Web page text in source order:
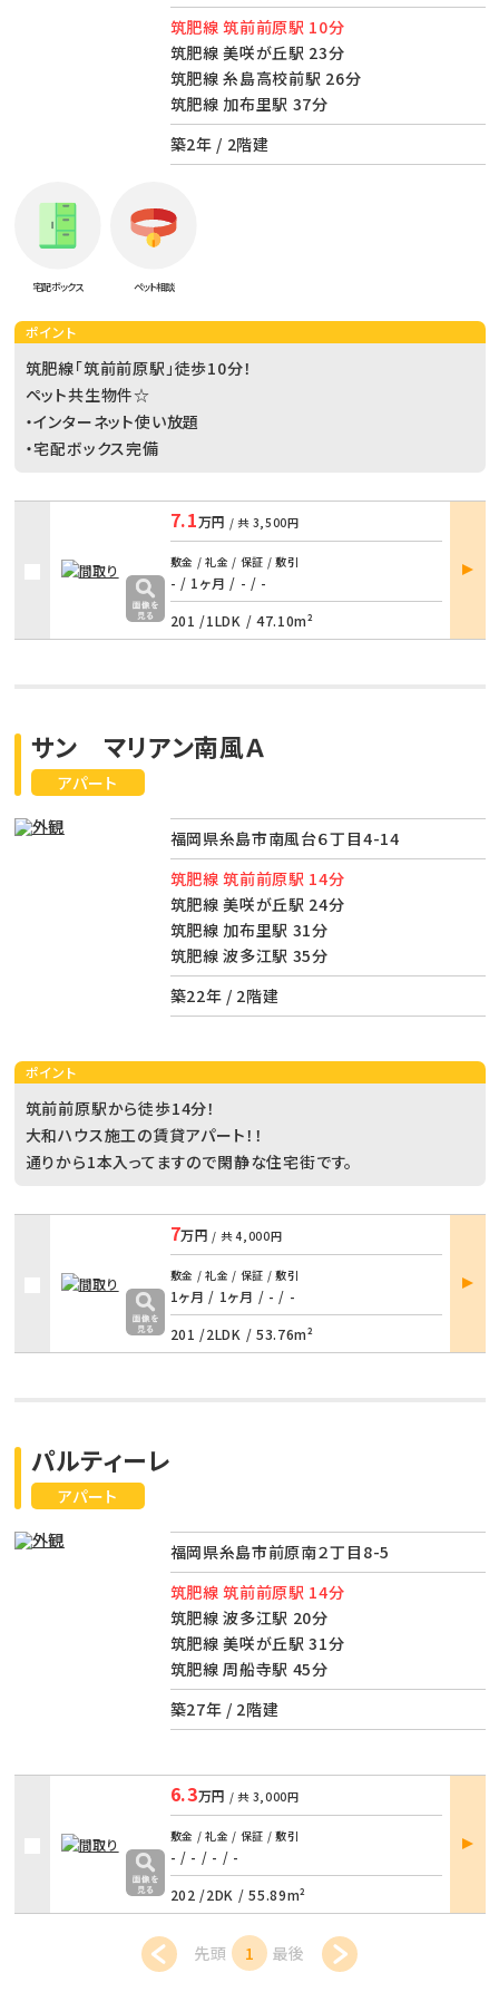
筑肥線 筑前前原駅 10分
筑肥線 美咲が丘駅 23分
筑肥線 糸島高校前駅 26分
筑肥線 加布里駅 37分
築2年 / 2階建
宅配ボックス ペット相談
ポイント
筑肥線「筑前前原駅」徒歩10分！
ペット共生物件☆
・インターネット使い放題
・宅配ボックス完備
7.1万円 / 共 3,500円
敷金 / 礼金 / 保証 / 敷引
- / 1ヶ月 / - / -
201 /1LDK / 47.10m²
部屋
詳細
アパート
サン マリアン南風Ａ
福岡県糸島市南風台６丁目4-14
筑肥線 筑前前原駅 14分
筑肥線 美咲が丘駅 24分
筑肥線 加布里駅 31分
筑肥線 波多江駅 35分
築22年 / 2階建
ポイント
筑前前原駅から徒歩14分！
大和ハウス施工の賃貸アパート！！
通りから1本入ってますので閑静な住宅街です。
7万円 / 共4,000円
敷金 / 礼金 / 保証 / 敷引
1ヶ月 / 1ヶ月 / - / -
201 /2LDK / 53.76m²
部屋
詳細
アパート
パルティーレ
福岡県糸島市前原南２丁目8-5
筑肥線 筑前前原駅 14分
筑肥線 波多江駅 20分
筑肥線 美咲が丘駅 31分
筑肥線 周船寺駅 45分
築27年 / 2階建
6.3万円 / 共 3,000円
敷金 / 礼金 / 保証 / 敷引
- / - / - / -
202 /2DK /55.89m²
部屋
詳細
先頭 1 最後